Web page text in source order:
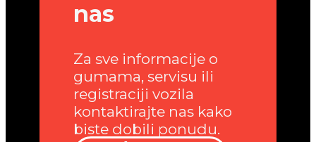
nas
Za sve informacije o
gumama, servisu ili
registraciji vozila
kontaktirajte nas kako
biste dobili ponudu.